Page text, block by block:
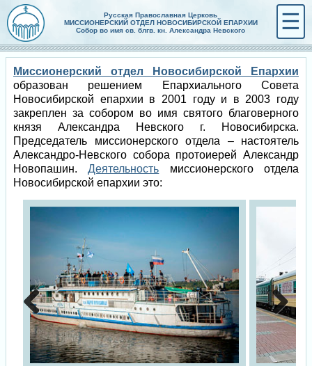
Русская Православная Церковь
МИССИОНЕРСКИЙ ОТДЕЛ НОВОСИБИРСКОЙ ЕПАРХИИ
Собор во имя св. блгв. кн. Александра Невского
☰
Миссионерский отдел Новосибирской Епархии
образован решением Епархиального Совета
Новосибирской епархии в 2001 году и в 2003 году
закреплен за собором во имя святого благоверного
князя Александра Невского г. Новосибирска.
Председатель миссионерского отдела – настоятель
Александро-Невского собора протоиерей Александр
Новопашин.Деятельность миссионерского отдела
Новосибирской епархии это:
Previous Next